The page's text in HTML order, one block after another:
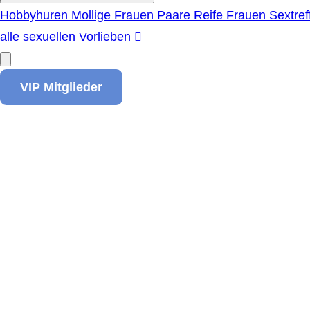
Hobbyhuren Mollige Frauen Paare Reife Frauen
alle sexuellen Vorlieben
VIP Mitglieder